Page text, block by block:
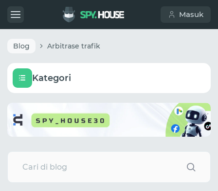
Masuk
Blog Arbitrase trafik
Kategori